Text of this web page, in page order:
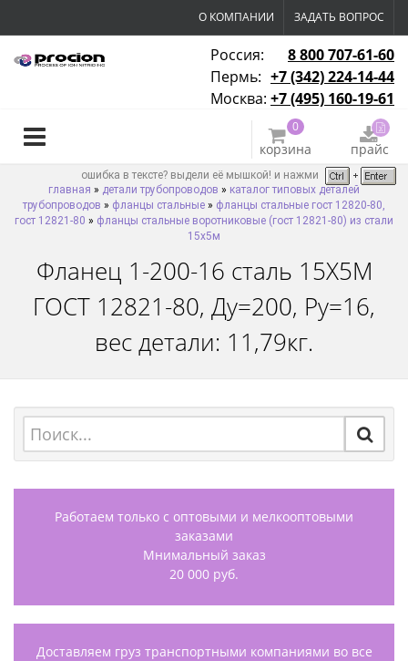
О КОМПАНИИ ЗАДАТЬ ВОПРОС
Россия:
8 800 707-61-60
Пермь: +7 (342) 224-14-44
Москва: +7 (495) 160-19-61
0
корзина прайс
ошибка в тексте? выдели её мышкой! и нажми
главная » детали трубопроводов » каталог типовых деталей
трубопроводов » фланцы стальные » фланцы стальные гост 12820-80,
гост 12821-80 » фланцы стальные воротниковые (гост 12821-80) из стали
15х5м
Фланец 1-200-16 сталь 15Х5М
ГОСТ 12821-80, Ду=200, Ру=16,
вес детали: 11,79кг.
Работаем только с оптовыми и мелкооптовыми
заказами
Мнимальный заказ
20 000 руб.
Доставляем груз транспортными компаниями во все